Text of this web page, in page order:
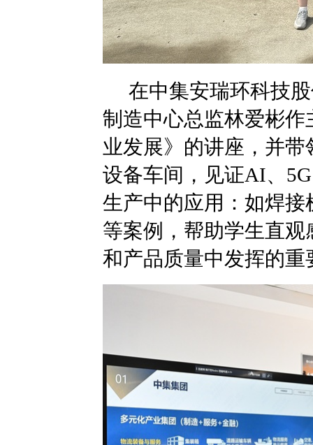
在中集安瑞环科技
制造中心总监林爱彬
业发展》的讲座，并
设备车间，见证AI、
生产中的应用：如焊
等案例，帮助学生直
和产品质量中发挥的重